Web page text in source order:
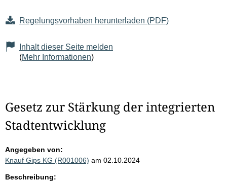
Regelungsvorhaben herunterladen (PDF)
Inhalt dieser Seite melden
(Mehr Informationen)
Gesetz zur Stärkung der integrierten
Stadtentwicklung
Angegeben von:
Knauf Gips KG (R001006) am 02.10.2024
Beschreibung: